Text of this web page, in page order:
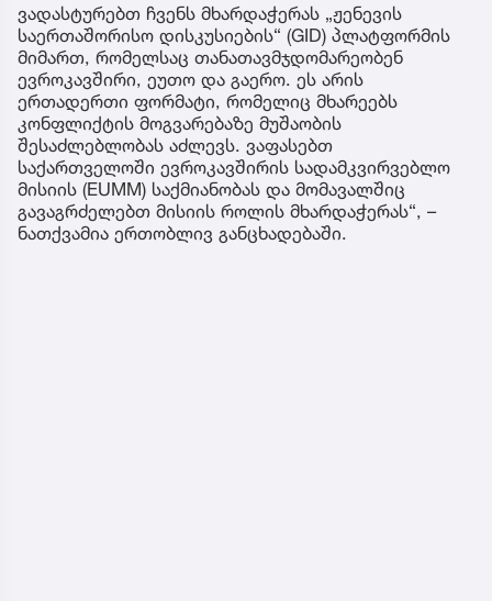
ვადასტურებთ ჩვენს მხარდაჭერას „ჟენევის
საერთაშორისო დისკუსიების“ (GID) პლატფორმის
მიმართ, რომელსაც თანათავმჯდომარეობენ
ევროკავშირი, ეუთო და გაერო. ეს არის
ერთადერთი ფორმატი, რომელიც მხარეებს
კონფლიქტის მოგვარებაზე მუშაობის
შესაძლებლობას აძლევს. ვაფასებთ
საქართველოში ევროკავშირის სადამკვირვებლო
მისიის (EUMM) საქმიანობას და მომავალშიც
გავაგრძელებთ მისიის როლის მხარდაჭერას“, –
ნათქვამია ერთობლივ განცხადებაში.